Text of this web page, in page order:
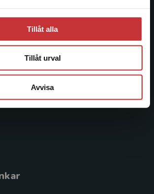
Tillåt alla
Tillåt urval
Avvisa